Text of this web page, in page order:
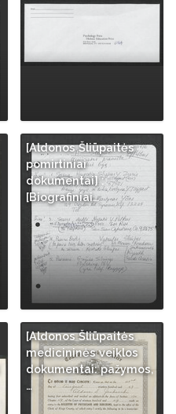
[Aldonos Šliūpaitės
pomirtiniai
dokumentai] :
[Biografiniai…
[Aldonos Šliūpaitės
medicininės veiklos
dokumentai: pažymos,
…